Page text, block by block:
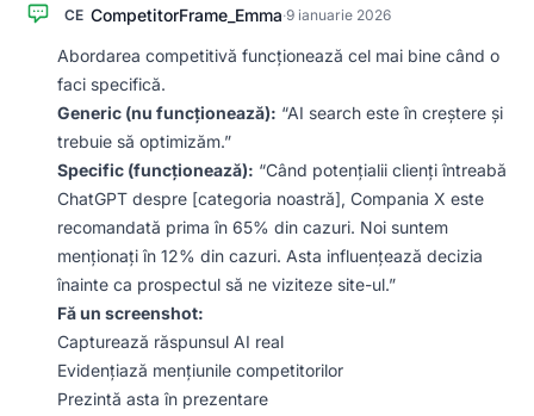
CE CompetitorFrame_Emma·9 ianuarie 2026
Abordarea competitivă funcționează cel mai bine când o
faci specifică.
Generic (nu funcționează): “AI search este în creștere și
trebuie să optimizăm.”
Specific (funcționează): “Când potențialii clienți întreabă
ChatGPT despre [categoria noastră], Compania X este
recomandată prima în 65% din cazuri. Noi suntem
menționați în 12% din cazuri. Asta influențează decizia
înainte ca prospectul să ne viziteze site-ul.”
Fă un screenshot:
Capturează răspunsul AI real
Evidențiază mențiunile competitorilor
Prezintă asta în prezentare